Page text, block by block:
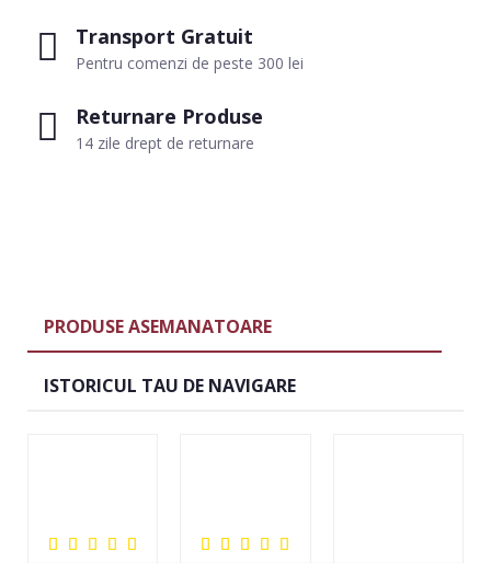
Transport Gratuit
Pentru comenzi de peste 300 lei
Returnare Produse
14 zile drept de returnare
PRODUSE ASEMANATOARE
ISTORICUL TAU DE NAVIGARE